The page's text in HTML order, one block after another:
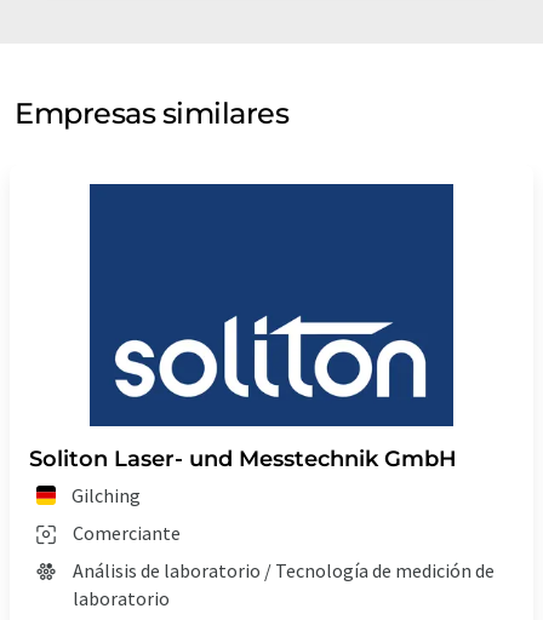
Empresas similares
Soliton Laser- und Messtechnik GmbH
Gilching
Comerciante
Análisis de laboratorio / Tecnología de medición de
laboratorio